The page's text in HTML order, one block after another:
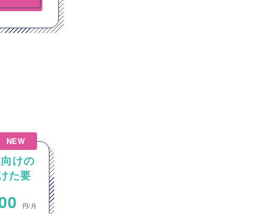
NEW
けの
た要
円/月